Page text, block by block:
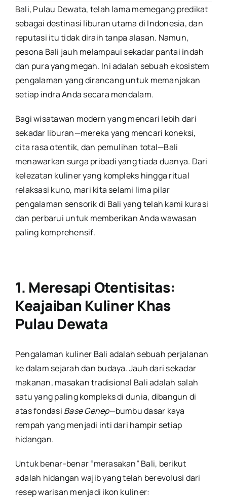
Bali
2026
(Kuliner
hingga
Spa)
Bali, Pulau Dewata, telah lama memegang predikat
sebagai destinasi liburan utama di Indonesia, dan
reputasi itu tidak diraih tanpa alasan. Namun,
pesona Bali jauh melampaui sekadar pantai indah
dan pura yang megah. Ini adalah sebuah ekosistem
pengalaman yang dirancang untuk memanjakan
setiap indra Anda secara mendalam.
Bagi wisatawan modern yang mencari lebih dari
sekadar liburan—mereka yang mencari koneksi,
cita rasa otentik, dan pemulihan total—Bali
menawarkan surga pribadi yang tiada duanya. Dari
kelezatan kuliner yang kompleks hingga ritual
relaksasi kuno, mari kita selami lima pilar
pengalaman sensorik di Bali yang telah kami kurasi
dan perbarui untuk memberikan Anda wawasan
paling komprehensif.
1. Meresapi Otentisitas:
Keajaiban Kuliner Khas
Pulau Dewata
Pengalaman kuliner Bali adalah sebuah perjalanan
ke dalam sejarah dan budaya. Jauh dari sekadar
makanan, masakan tradisional Bali adalah salah
satu yang paling kompleks di dunia, dibangun di
atas fondasi Base Genep—bumbu dasar kaya
rempah yang menjadi inti dari hampir setiap
hidangan.
Untuk benar-benar “merasakan” Bali, berikut
adalah hidangan wajib yang telah berevolusi dari
resep warisan menjadi ikon kuliner: